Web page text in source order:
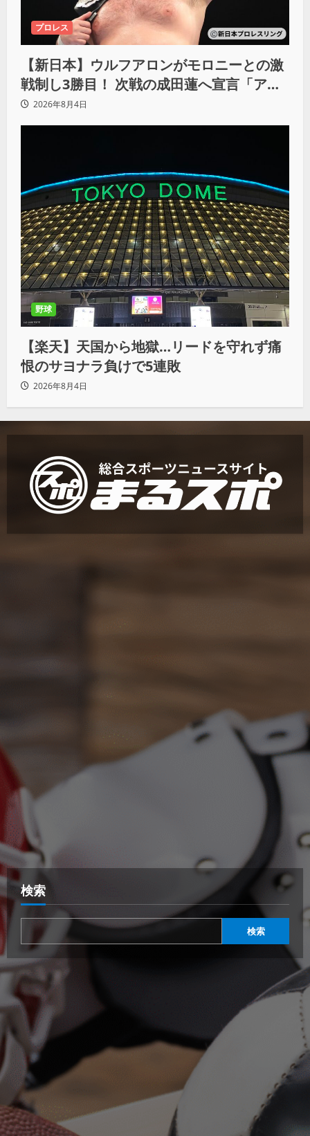
プロレス
【新日本】ウルフアロンがモロニーとの激
戦制し3勝目！ 次戦の成田蓮へ宣言「アイ
ツの王道を俺の王道でぶち壊す」
2026年8月4日
野球
【楽天】天国から地獄…リードを守れず痛
恨のサヨナラ負けで5連敗
2026年8月4日
検索
検索